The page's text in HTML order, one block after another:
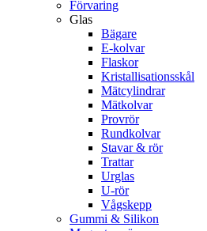
Förvaring
Glas
Bägare
E-kolvar
Flaskor
Kristallisationsskål
Mätcylindrar
Mätkolvar
Provrör
Rundkolvar
Stavar & rör
Trattar
Urglas
U-rör
Vågskepp
Gummi & Silikon